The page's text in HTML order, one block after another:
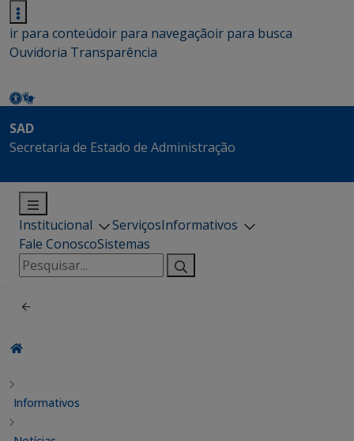
ir para conteúdoir para navegaçãoir para busca
Ouvidoria Transparência
SAD
Secretaria de Estado de Administração
Institucional ServiçosInformativos
Fale ConoscoSistemas
Pesquisar
por:
Informativos